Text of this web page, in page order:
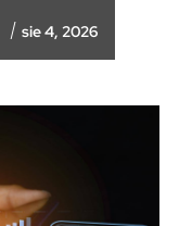
/ sie 4, 2026